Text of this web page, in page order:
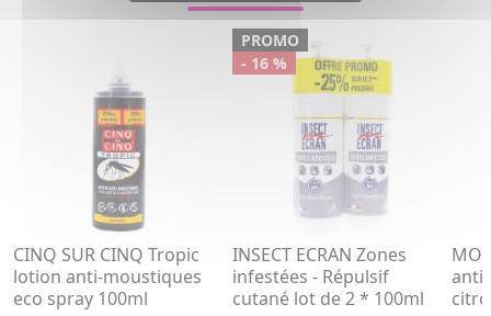
CINQ SUR CINQ Tropic
lotion anti-moustiques
eco spray 100ml
PROMO
- 16 %
INSECT ECRAN Zones
infestées - Répulsif
cutané lot de 2 * 100ml